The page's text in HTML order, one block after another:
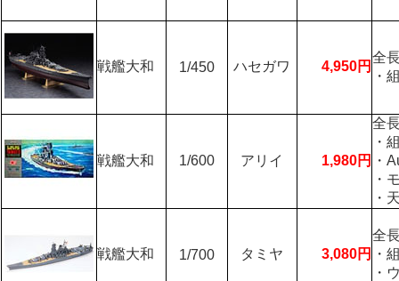
戦艦大和 1/450 ハセガワ 4,950円
全
・
戦艦大和 1/600 アリイ 1,980円
全
・
・
・
・
戦艦大和 1/700 タミヤ 3,080円
全
・
・